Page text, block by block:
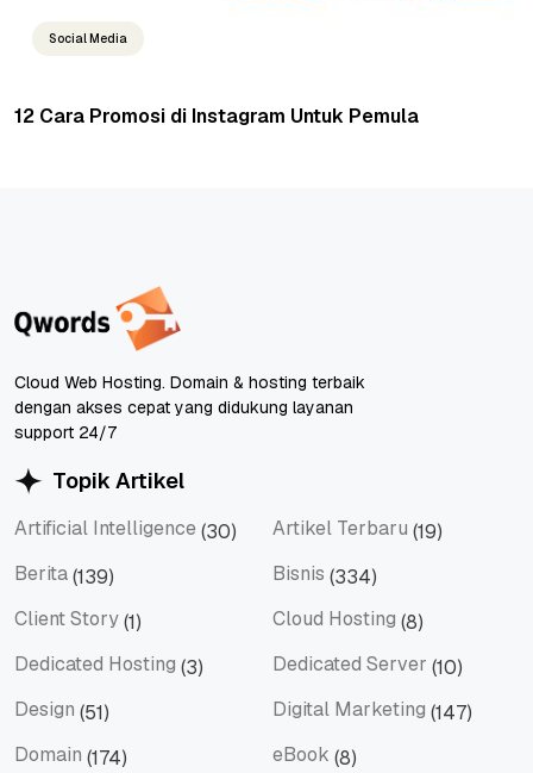
Social Media
12 Cara Promosi di Instagram Untuk Pemula
Cloud Web Hosting. Domain & hosting terbaik
dengan akses cepat yang didukung layanan
support 24/7
Topik Artikel
Artificial Intelligence (30) Artikel Terbaru (19)
Berita(139) Bisnis (334)
Client Story(1) Cloud Hosting (8)
Dedicated Hosting (3) Dedicated Server (10)
Design (51) Digital Marketing (147)
Domain (174) eBook (8)